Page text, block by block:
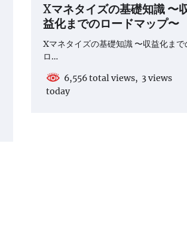
Xマネタイズの基礎知識 〜
益化までのロードマップ〜
Xマネタイズの基礎知識 〜収益化まで
ロ…
6,556 total views, 3 views
today